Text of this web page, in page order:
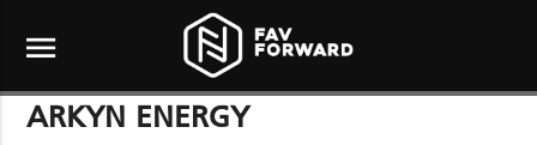
menu
ARKYN ENERGY